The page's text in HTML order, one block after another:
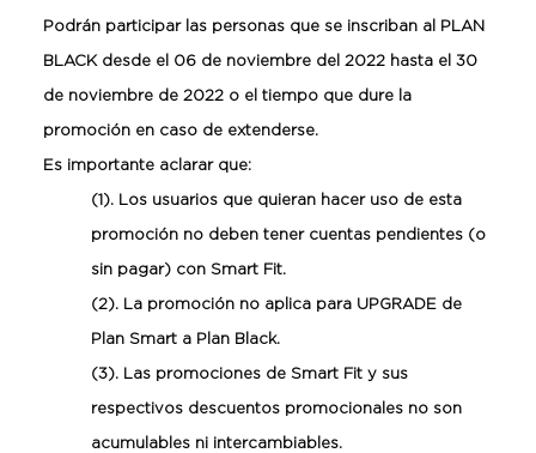
Podrán participar las personas que se inscriban al PLAN
BLACK desde el 06 de noviembre del 2022 hasta el 30
de noviembre de 2022 o el tiempo que dure la
promoción en caso de extenderse.
Es importante aclarar que:
(1). Los usuarios que quieran hacer uso de esta
promoción no deben tener cuentas pendientes (o
sin pagar) con Smart Fit.
(2). La promoción no aplica para UPGRADE de
Plan Smart a Plan Black.
(3). Las promociones de Smart Fit y sus
respectivos descuentos promocionales no son
acumulables ni intercambiables.